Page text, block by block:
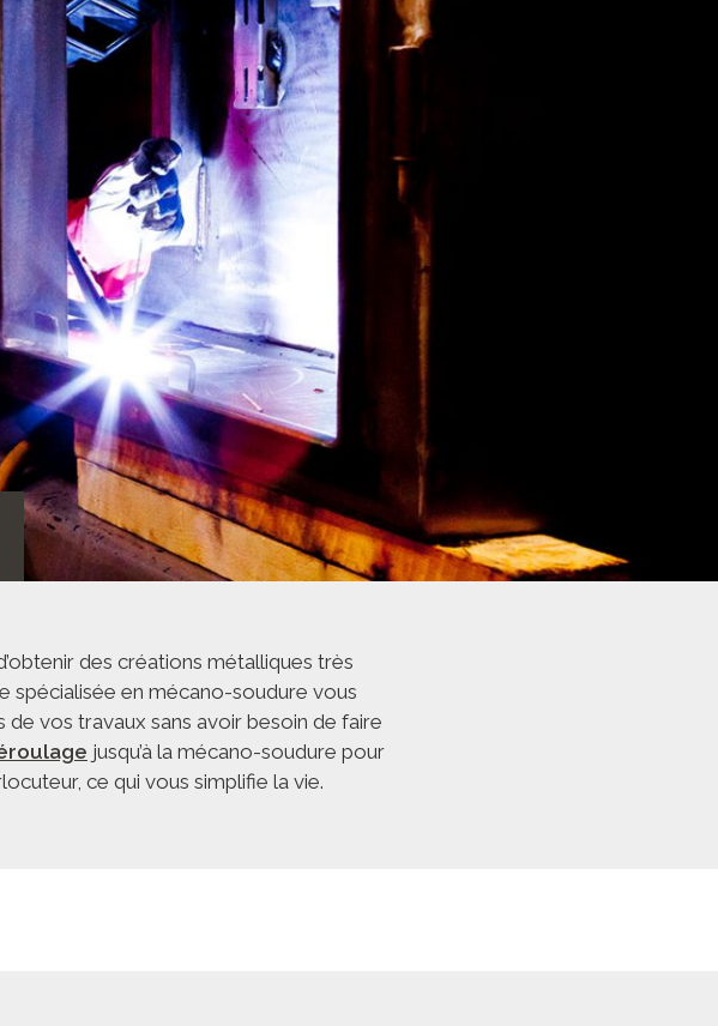
des créations métalliques très
spécialisée en mécano-soudure vous
vos travaux sans avoir besoin de faire
jusqu’à la mécano-soudure pour
ce qui vous simplifie la vie.